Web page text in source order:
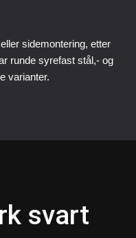
sidemontering, etter
runde syrefast stål,- og
varianter.
svart